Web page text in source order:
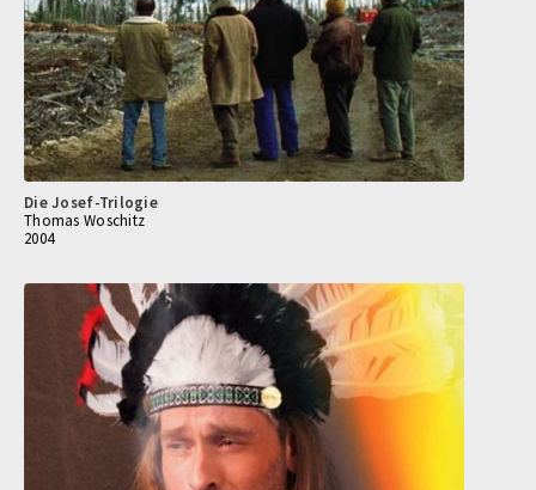
Die Josef-Trilogie
Thomas Woschitz
2004